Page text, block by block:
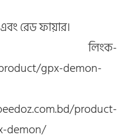
এবং রেড ফায়ার।
gpx-demon-
product-
demon/